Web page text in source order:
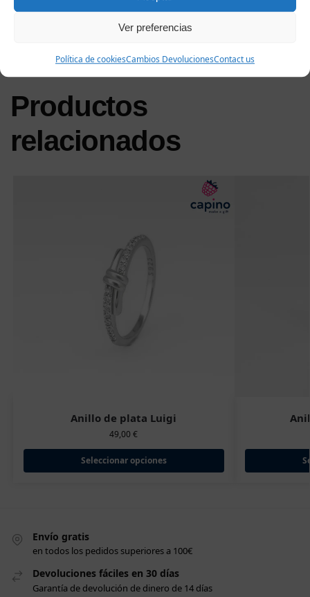
Ver preferencias
Política de cookiesCambios DevolucionesContact us
listo para convertirse en un regalo sofisticado o en un tesoro
personal para atesorar durante años.
Productos
relacionados
Anillo de plata Luigi
49,00€
Seleccionar opciones
Envío gratis
en todos los pedidos superiores a 100€
Devoluciones fáciles en 30 días
Garantía de devolución de dinero de 14 días